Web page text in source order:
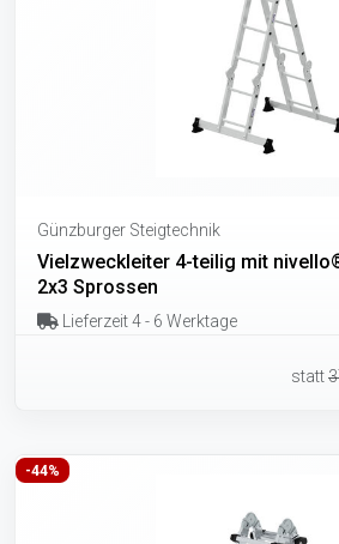
Günzburger Steigtechnik
Vielzweckleiter 4-teilig mit
2x3 Sprossen
Lieferzeit 4 - 6 Werktage
statt
-44%